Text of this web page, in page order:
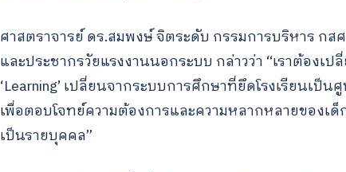
ศาสตราจารย์ ดร.สมพงษ์ จิตระดับ กรรมการบริหาร ก
และประชากรวัยแรงงานนอกระบบ กล่าวว่า “เราต้องเป
‘Learning’ เปลี่ยนจากระบบการศึกษาที่ยึดโรงเรียนเ
เพื่อตอบโจทย์ความต้องการและความหลากหลายของเ
เป็นรายบุคคล”